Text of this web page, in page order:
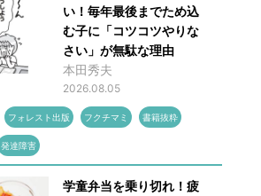
い！毎年最後までため込
む子に「コツコツやりな
さい」が無駄な理由
本田秀夫
2026.08.05
フォレスト出版 フクチマミ 書籍抜粋
発達障害
学童弁当を乗り切れ！疲